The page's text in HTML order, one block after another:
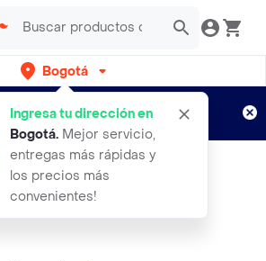
Bogotá
Ingresa tu dirección en
Bogotá. Mejor servicio,
entregas más rápidas y
los precios más
convenientes!
gratis por semanas
Aplican TyC
LEAF HOOPS.